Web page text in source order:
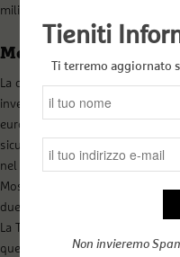
militare.
Mediatori sì ma non
La crisi energetica,
investimenti finanziari e del
europee e in collaborazione con
sicurezza cibernetica sono solo
nel caso in cui le cose si
Mosca. Dunque a questo punto
due altri attori insospettabili:
La Turchia, ultimamente,
questi due “alleati”/vicini.
Tieniti
Ti terremo aggiornato
Non invieremo